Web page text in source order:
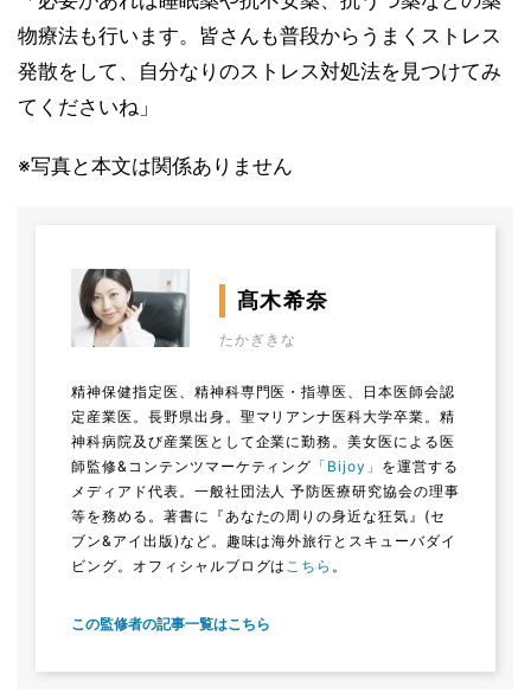
物療法も行います。皆さんも普段からうまくストレス
発散をして、自分なりのストレス対処法を見つけてみ
てくださいね」
※写真と本文は関係ありません
髙木希奈
たかぎきな
精神保健指定医、精神科専門医・指導医、日本医師会認
定産業医。長野県出身。聖マリアンナ医科大学卒業。精
神科病院及び産業医として企業に勤務。美女医による医
師監修&コンテンツマーケティング 「Bijoy」 を運営する
メディアド代表。一般社団法人 予防医療研究協会の理事
等を務める。著書に『あなたの周りの身近な狂気』(セ
ブン&アイ出版)など。趣味は海外旅行とスキューバダイ
ビング。オフィシャルブログは こちら 。
この監修者の記事一覧はこちら